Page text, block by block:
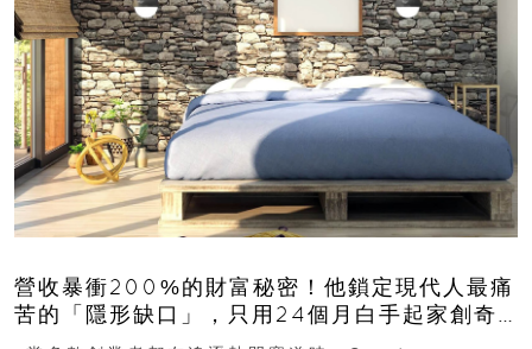
營收暴衝200%的財富秘密！他鎖定現代人最痛
苦的「隱形缺口」，只用24個月白手起家創奇
蹟